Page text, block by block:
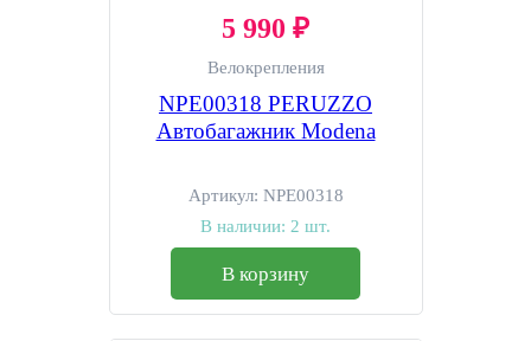
5 990 ₽
Велокрепления
NPE00318 PERUZZO
Автобагажник Modena
Артикул: NPE00318
В наличии: 2 шт.
В корзину